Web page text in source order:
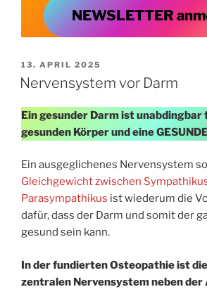
NEWSLETTER
VERÖFFENTLICHT
AM
13. APRIL 2025
Nervensystem vor Darm
Ein gesunder Darm ist unabdingbar
gesunden Körper und eine
Ein ausgeglichenes Nervensystem
Gleichgewicht zwischen
Parasympathikus ist wiederum die
dafür, dass der Darm und somit der
gesund sein kann.
In der fundierten Osteopathie ist
zentralen Nervensystem neben der